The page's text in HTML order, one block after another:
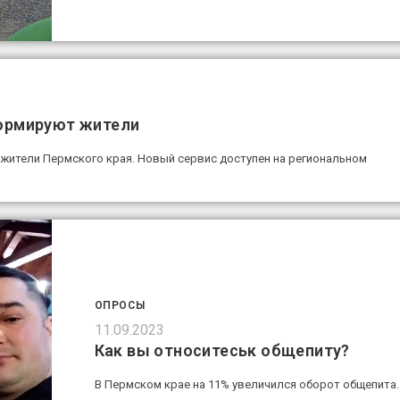
жители
Пермского края. Новый сервис доступен на региональном
ОПРОСЫ
11.09.2023
Как вы относитеськ общепиту?
В Пермском крае на 11% увеличился оборот общепита.